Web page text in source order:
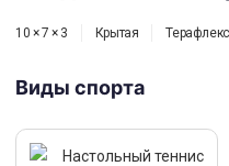
10 × 7 × 3 Крытая Терафлекс
Виды спорта
Настольный теннис